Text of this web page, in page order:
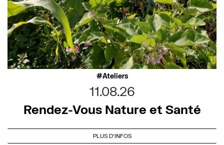
Ateliers
11.08.26
Rendez-Vous Nature et Santé
PLUS D'INFOS